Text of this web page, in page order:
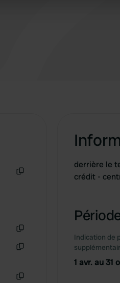
derrière le
crédit -
Indication de
1 avr. au 31